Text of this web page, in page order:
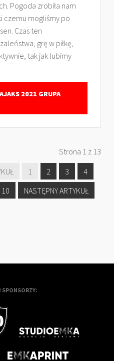
Pogoda zrobiła nam
czemu mogliśmy po
Czas ten
grę w piłkę,
tak jak lubimy
2021 GRUPA
Strona 1 z 13
1 2 3
4
10
NASTĘPNY ARTYKUŁ
SPONSORZY: